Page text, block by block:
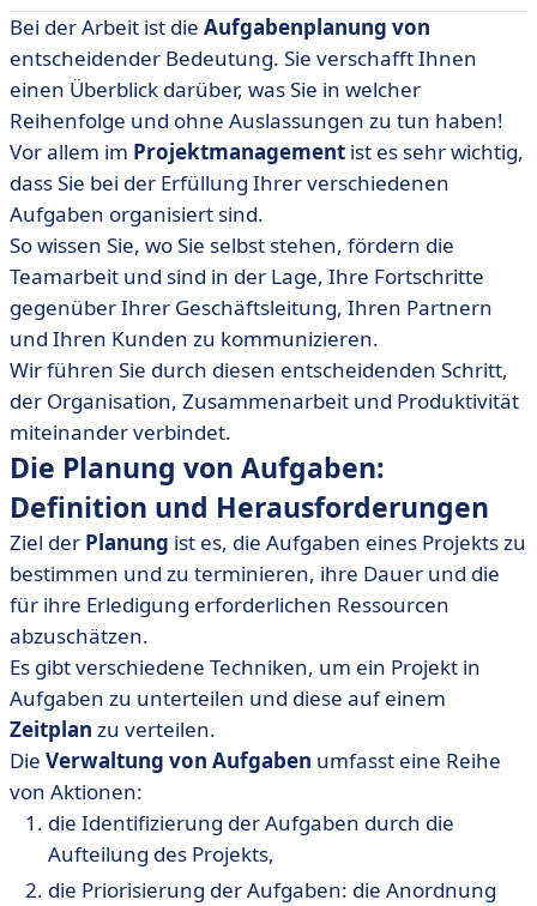
• Die Planung von Aufgaben: Definition und
Herausforderungen
• Die Bedeutung der Planung
• Die vier Schritte der Planung
• Die Verwaltung von Aufgaben
• Softwarelösungen für die Aufgabenplanung
• Wie wählt man ein Planungstool aus? Vergleichende
Tabelle
• Arbeiten Sie sich nicht mehr zu Tode!
Bei der Arbeit ist die Aufgabenplanung von
entscheidender Bedeutung. Sie verschafft Ihnen
einen Überblick darüber, was Sie in welcher
Reihenfolge und ohne Auslassungen zu tun haben!
Vor allem im Projektmanagement ist es sehr wichtig,
dass Sie bei der Erfüllung Ihrer verschiedenen
Aufgaben organisiert sind.
So wissen Sie, wo Sie selbst stehen, fördern die
Teamarbeit und sind in der Lage, Ihre Fortschritte
gegenüber Ihrer Geschäftsleitung, Ihren Partnern
und Ihren Kunden zu kommunizieren.
Wir führen Sie durch diesen entscheidenden Schritt,
der Organisation, Zusammenarbeit und Produktivität
miteinander verbindet.
Die Planung von Aufgaben:
Definition und Herausforderungen
Ziel der Planung ist es, die Aufgaben eines Projekts zu
bestimmen und zu terminieren, ihre Dauer und die
für ihre Erledigung erforderlichen Ressourcen
abzuschätzen.
Es gibt verschiedene Techniken, um ein Projekt in
Aufgaben zu unterteilen und diese auf einem
Zeitplan zu verteilen.
Die Verwaltung von Aufgaben umfasst eine Reihe
von Aktionen:
die Identifizierung der Aufgaben durch die
Aufteilung des Projekts,
die Priorisierung der Aufgaben: die Anordnung